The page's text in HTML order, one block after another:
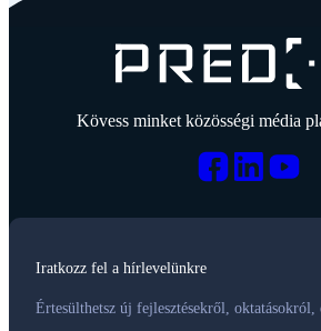
Kövess minket közösségi média
Iratkozz fel a hírlevelünkre
Értesülthetsz új fejlesztésekről, oktatásokról,